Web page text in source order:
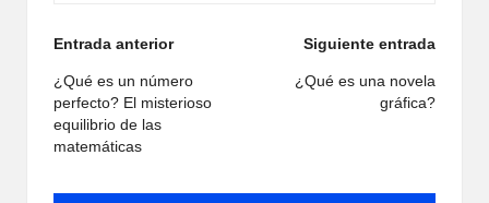
Navegación
de
entradas
Entrada anterior
¿Qué es un número
perfecto? El misterioso
equilibrio de las
matemáticas
Siguiente entrada
¿Qué es una novela
gráfica?